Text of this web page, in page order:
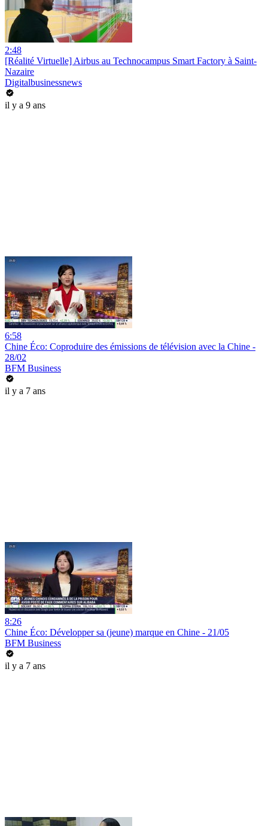
2:48
[Réalité Virtuelle] Airbus au Technocampus Smart Factory à Saint-
Nazaire
Digitalbusinessnews
il y a 9 ans
6:58
Chine Éco: Coproduire des émissions de télévision avec la Chine -
28/02
BFM Business
il y a 7 ans
8:26
Chine Éco: Développer sa (jeune) marque en Chine - 21/05
BFM Business
il y a 7 ans